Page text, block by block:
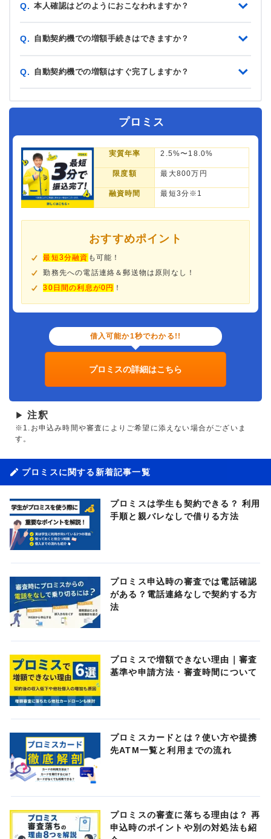
Q. 本人確認はどのようにおこなわれますか？
Q. 自動契約機での増額手続きはできますか？
Q. 自動契約機での増額はすぐ完了しますか？
プロミス
実質年率 2.5%〜18.0%
限度額 最大800万円
融資時間 最短3分※1
おすすめポイント
最短3分融資 も可能！
勤務先への電話連絡＆郵送物は原則なし！
30日間の利息が0円 ！
借入可能か1秒でわかる!!
プロミスの詳細はこちら
▶ 注釈
※1.お申込み時間や審査によりご希望に添えない場合がございま
す。
プロミスに関する新着記事一覧
プロミスは学生も契約できる？ 利用
手順と親バレなしで借りる方法
プロミス申込時の審査では電話確認
がある？電話連絡なしで契約する方
法
プロミスで増額できない理由｜審査
基準や申請方法・審査時間について
プロミスカードとは？使い方や提携
先ATM一覧と利用までの流れ
プロミスの審査に落ちる理由は？ 再
申込時のポイントや別の対処法も紹